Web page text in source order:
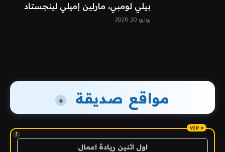
بيلي لومبي، مارلين إميلي لينجستاد
يوليو 30, 2026
مواقع صديقة +
!
اول اثنين ريادة اعمال